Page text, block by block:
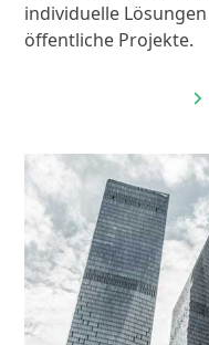
individuelle
öffentliche Projekte.